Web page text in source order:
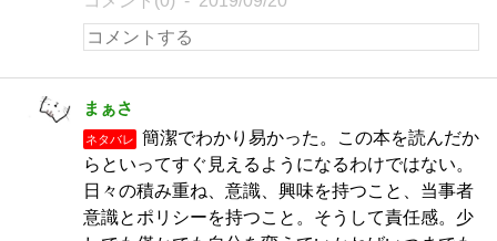
まぁさ
ネタバレ
簡潔でわかり易かった。この本を読んだか
らといってすぐ見えるようになるわけではない。
日々の積み重ね、意識、興味を持つこと、当事者
意識とポリシーを持つこと。そうして責任感。少